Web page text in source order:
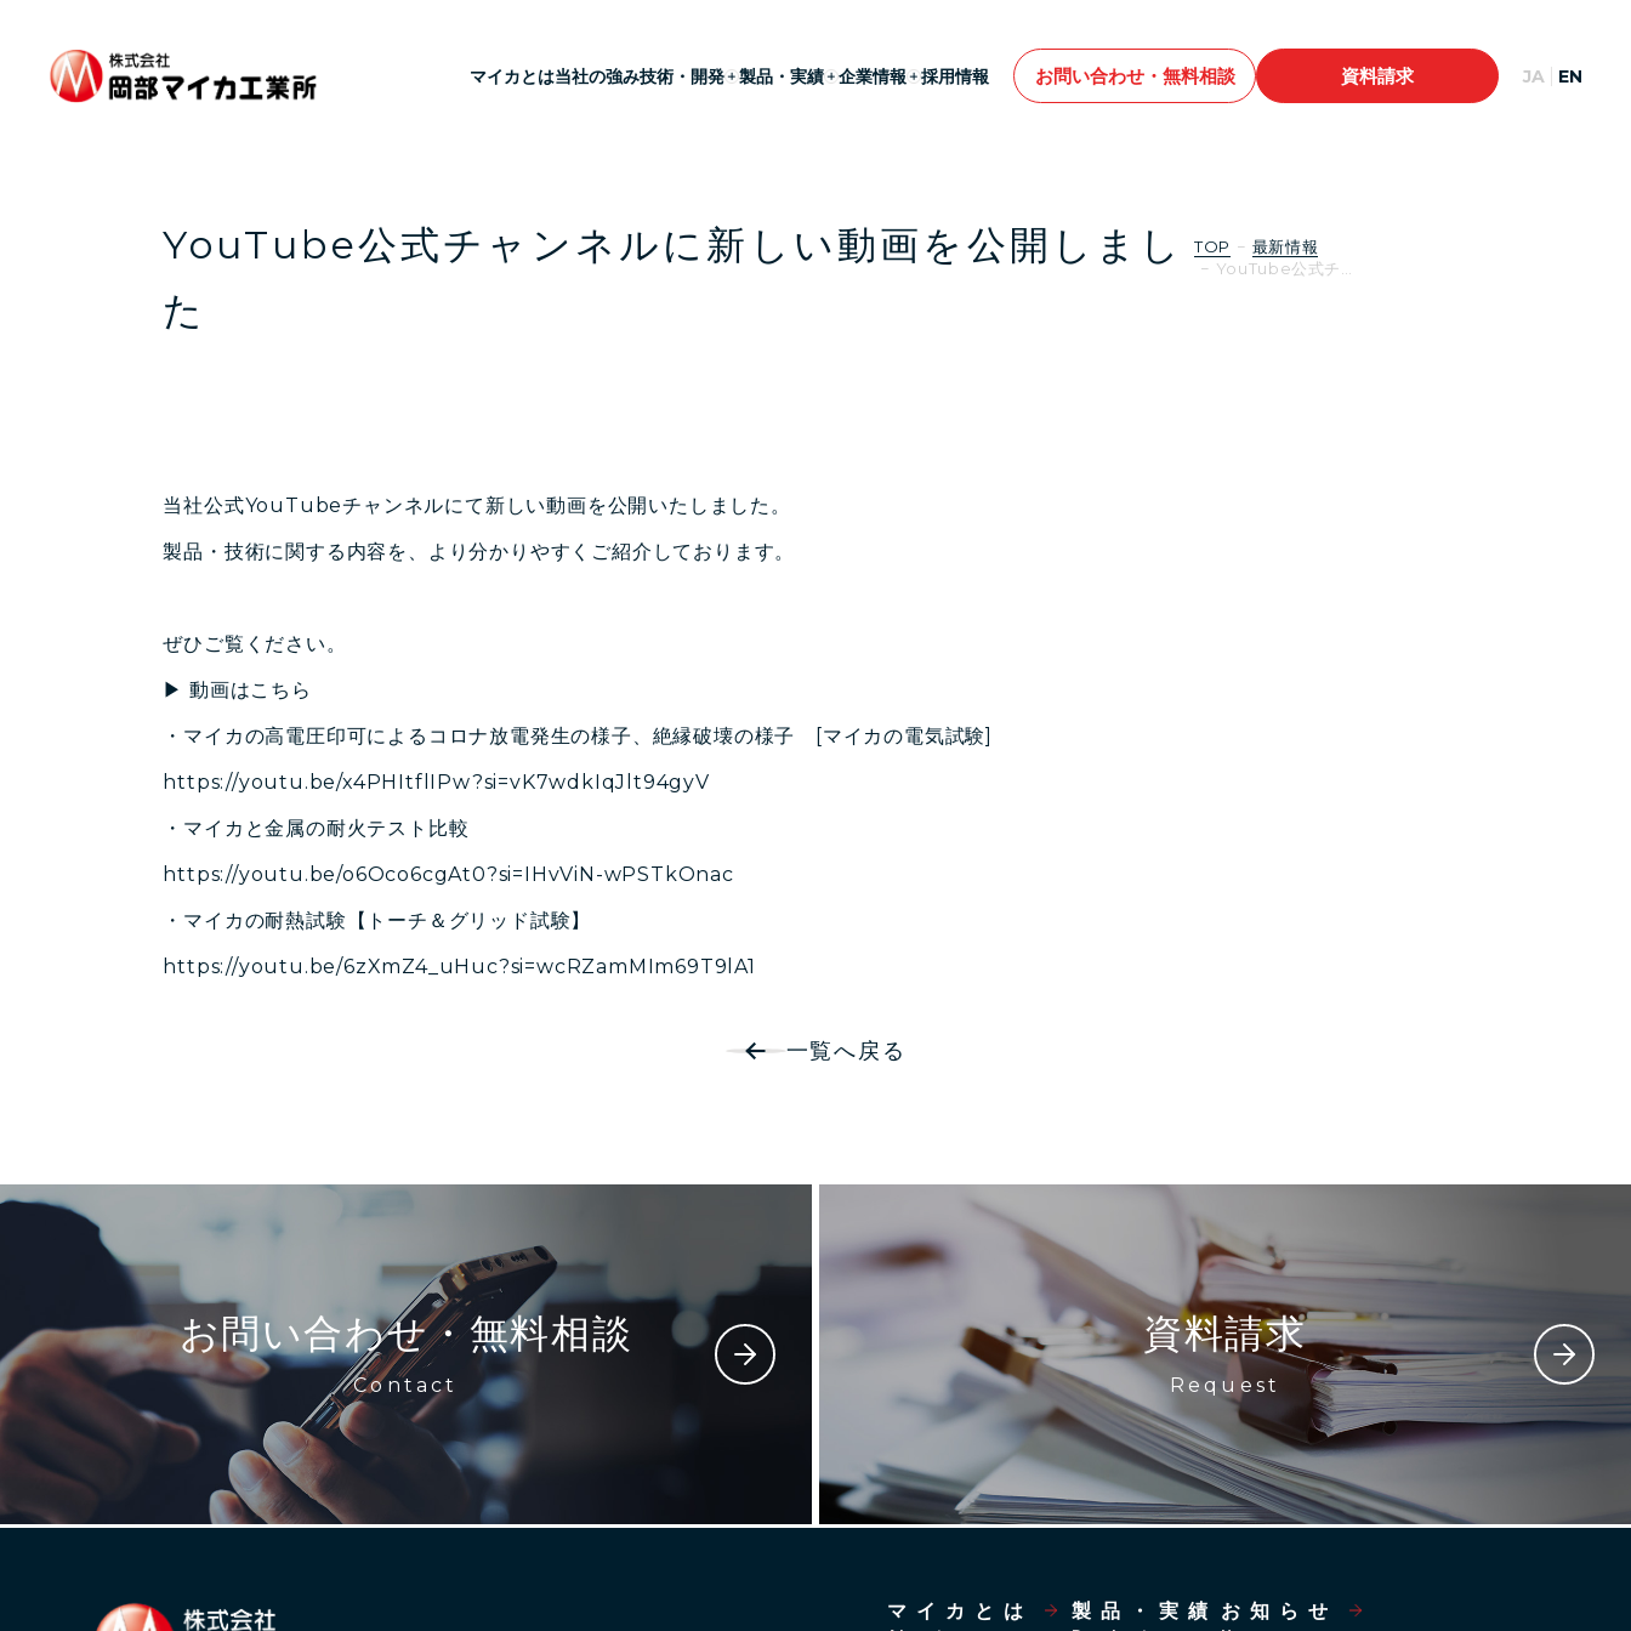
マイカとは当社の強み技術・開発 製品・実績 企業情報 採用情報 お問い合わせ・無料相談 資料請求 JA EN
YouTube公式チャンネルに新しい動画を公開しまし
た
TOP
最新情報
YouTube公式チ…
当社公式YouTubeチャンネルにて新しい動画を公開いたしました。
製品・技術に関する内容を、より分かりやすくご紹介しております。
ぜひご覧ください。
▶ 動画はこちら
・マイカの高電圧印可によるコロナ放電発生の様子、絶縁破壊の様子 [マイカの電気試験]
https://youtu.be/x4PHItflIPw?si=vK7wdkIqJlt94gyV
・マイカと金属の耐火テスト比較
https://youtu.be/o6Oco6cgAt0?si=IHvViN-wPSTkOnac
・マイカの耐熱試験【トーチ＆グリッド試験】
https://youtu.be/6zXmZ4_uHuc?si=wcRZamMIm69T9lA1
一覧へ戻る
お問い合わせ・無料相談
Contact
資料請求
Request
マイカとは 製品・実績 お知らせ